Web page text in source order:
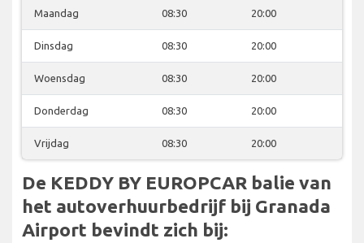
Maandag 08:30 20:00
Dinsdag 08:30 20:00
Woensdag 08:30 20:00
Donderdag 08:30 20:00
Vrijdag 08:30 20:00
De KEDDY BY EUROPCAR balie van
het autoverhuurbedrijf bij Granada
Airport bevindt zich bij: